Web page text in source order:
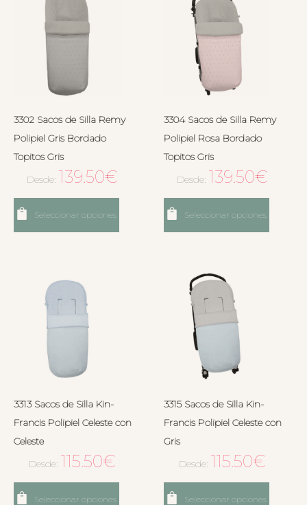
3302 Sacos de Silla Remy
Polipiel Gris Bordado
Topitos Gris
Desde: 139.50€
Seleccionar opciones
3304 Sacos de Silla Remy
Polipiel Rosa Bordado
Topitos Gris
Desde: 139.50€
Seleccionar opciones
3313 Sacos de Silla Kin-
Francis Polipiel Celeste con
Celeste
Desde: 115.50€
Seleccionar opciones
3315 Sacos de Silla Kin-
Francis Polipiel Celeste con
Gris
Desde: 115.50€
Seleccionar opciones